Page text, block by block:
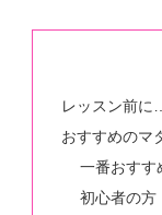
レッスン前に
おすすめのマ
一番おすす
初心者の方